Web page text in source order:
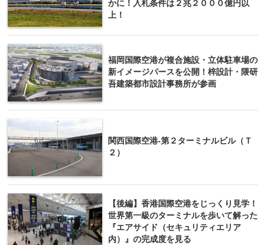
かに！入札条件は２兆２０００億円以
上！
福岡国際空港が複合施設・立体駐車場の
新イメージパースを公開！梓設計・隈研
吾建築都市設計事務所が参画
関西国際空港-第２ターミナルビル（Ｔ
２）
【後編】香港国際空港をじっくり見学！
世界第一級のターミナルを歩いて解った
『エアサイド（セキュリティエリア
内）』の完成度を見る